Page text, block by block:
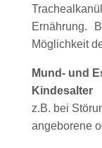
Ernährung.
Möglichkeit
Mund- und
Kindesalter
z.B. bei
angeborene